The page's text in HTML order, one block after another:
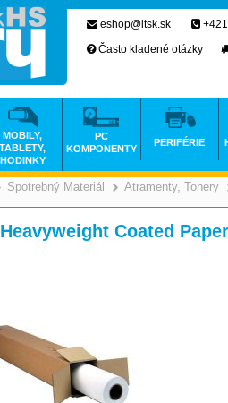
Spotrebný Materiál >
Atramenty, Tonery
Coated
eshop@itsk.sk
Často kladené otázky
MOBILY,
TABLETY,
HODINKY
PC
KOMPONENTY
PERIFÉRIE